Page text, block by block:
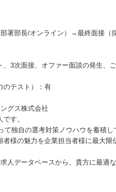
署部長/オンライン）→最終面接（
3次面接、オファー面談の発生、
のテスト）：有
グス株式会社
す。
て独自の選考対策ノウハウを蓄積
様の魅力を企業担当者様に最大
人データベースから、貴方に最適